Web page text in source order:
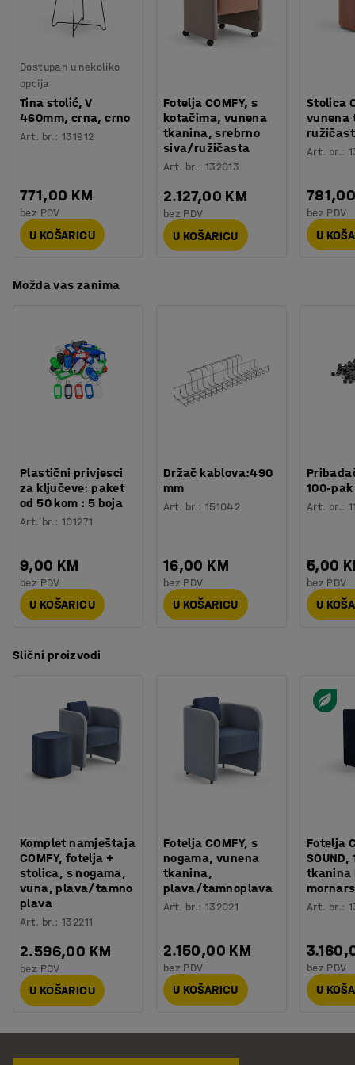
COMFY ima integrirane naslone za ruke koji pružaju
potporu vašim rukama - što je izuzetno važno ako je
Podnožje naslonjača COMFY u obliku potkove olakšava
pristup podu za lako čišćenje.
Fotelja COMFY je presvučena izdržljivom vunenom
tkaninom koja udovoljava Möbelfakta zahtjevima
(švedski sustav referenciranja i označavanja
namještaja).
Izdržljivost : 100000
Potreban broj osoba
Težina: 36 kg
Montaža
Testirano: EN 16139
Dostupan u nekoliko
opcija
Tina stolić, V
460mm, crna, crno
Art. br.:131912
771,00 KM
bez PDV
U KOŠARICU
Fotelja COMFY, s
kotačima, vunena
tkanina, srebrno
siva/ružičasta
Art. br.: 132013
2.127,00 KM
bez PDV
U KOŠARICU
Stolica
vunena
Art. br.:
bez PDV
U
Možda vas zanima
Plastični privjesci
za ključeve: paket
od 50 kom : 5 boja
Art. br.:101271
9,00 KM
bez PDV
U KOŠARICU
Držač kablova:490
mm
Art. br.: 151042
16,00 KM
bez PDV
U KOŠARICU
100-pak
Art. br.:
5,00
bez PDV
U
Slični proizvodi
Komplet namještaja
COMFY, fotelja +
stolica, s nogama,
vuna, plava/tamno
plava
Art. br.:132211
2.596,00 KM
bez PDV
U KOŠARICU
Fotelja COMFY, s
nogama, vunena
tkanina,
plava/tamnoplava
Art. br.: 132021
2.150,00 KM
bez PDV
U KOŠARICU
Fotelja
tkanina
Art. br.:
bez PDV
U